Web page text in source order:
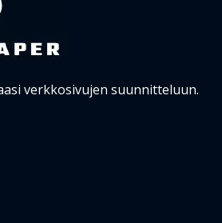
verkkosivujen suunnitteluun.